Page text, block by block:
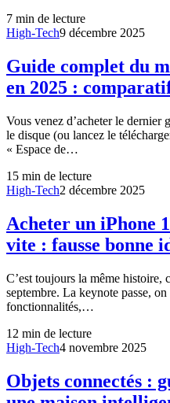
7 min de lecture
High-Tech9 décembre 2025
Guide complet du
en 2025 :
Vous venez d’acheter le dernier
le disque (ou lancez le
« Espace de…
15 min de lecture
High-Tech2 décembre 2025
Acheter un iPhone
vite : fausse bonne
C’est toujours la même histoire,
septembre. La keynote passe,
fonctionnalités,…
12 min de lecture
High-Tech4 novembre 2025
Objets connectés :